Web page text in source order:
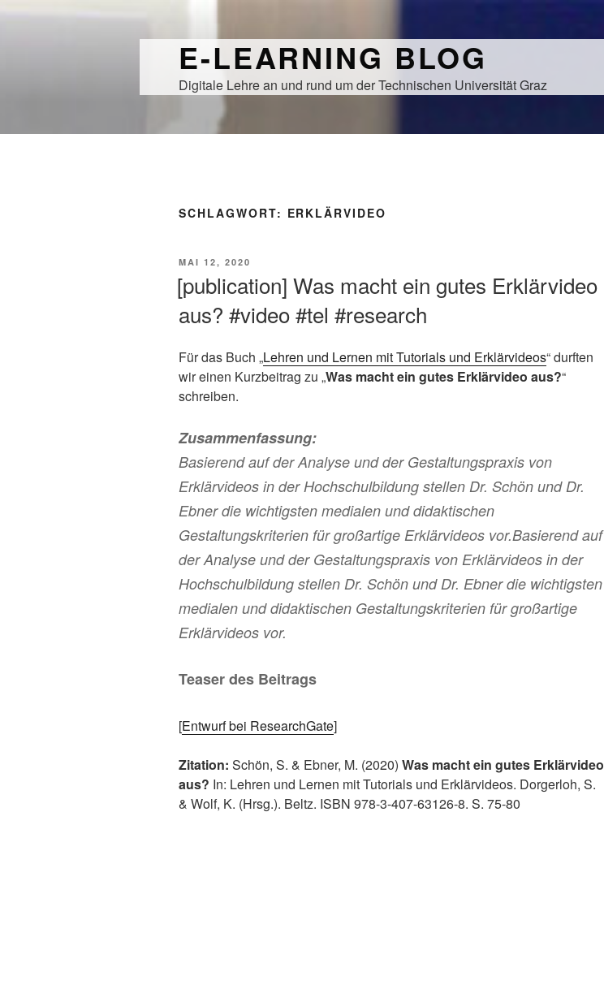
E-LEARNING BLOG
Digitale Lehre an und rund um der Technischen Universität Graz
SCHLAGWORT: ERKLÄRVIDEO
VERÖFFENTLICHT
MAI 12, 2020
[publication] Was macht ein gutes Erklärvideo
aus? #video #tel #research
Für das Buch „Lehren und Lernen mit Tutorials und Erklärvideos“ durften
wir einen Kurzbeitrag zu „Was macht ein gutes Erklärvideo aus?“
schreiben.
Zusammenfassung:
Basierend auf der Analyse und der Gestaltungspraxis von
Erklärvideos in der Hochschulbildung stellen Dr. Schön und Dr.
Ebner die wichtigsten medialen und didaktischen
Gestaltungskriterien für großartige Erklärvideos vor.Basierend auf
der Analyse und der Gestaltungspraxis von Erklärvideos in der
Hochschulbildung stellen Dr. Schön und Dr. Ebner die wichtigsten
medialen und didaktischen Gestaltungskriterien für großartige
Erklärvideos vor.
Teaser des Beitrags
[Entwurf bei ResearchGate]
Zitation: Schön, S. & Ebner, M. (2020) Was macht ein gutes Erklärvideo
aus? In: Lehren und Lernen mit Tutorials und Erklärvideos. Dorgerloh, S.
& Wolf, K. (Hrsg.). Beltz. ISBN 978-3-407-63126-8. S. 75-80